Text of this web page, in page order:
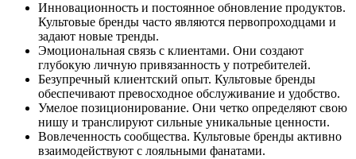
Инновационность и постоянное обновление продуктов.
Культовые бренды часто являются первопроходцами и
задают новые тренды.
Эмоциональная связь с клиентами. Они создают
глубокую личную привязанность у потребителей.
Безупречный клиентский опыт. Культовые бренды
обеспечивают превосходное обслуживание и удобство.
Умелое позиционирование. Они четко определяют свою
нишу и транслируют сильные уникальные ценности.
Вовлеченность сообщества. Культовые бренды активно
взаимодействуют с лояльными фанатами.